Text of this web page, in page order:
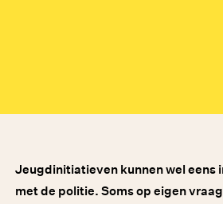
Jeugdinitiatieven kunnen wel eens
met de politie. Soms op eigen